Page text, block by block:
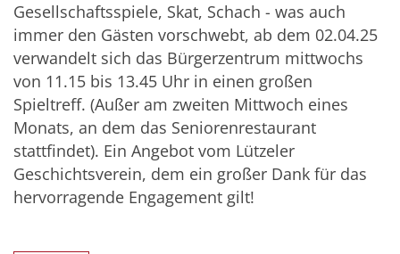
Gesellschaftsspiele, Skat, Schach - was auch
immer den Gästen vorschwebt, ab dem 02.04.25
verwandelt sich das Bürgerzentrum mittwochs
von 11.15 bis 13.45 Uhr in einen großen
Spieltreff. (Außer am zweiten Mittwoch eines
Monats, an dem das Seniorenrestaurant
stattfindet). Ein Angebot vom Lützeler
Geschichtsverein, dem ein großer Dank für das
hervorragende Engagement gilt!